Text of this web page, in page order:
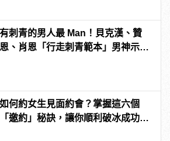
有刺青的男人最 Man！貝克漢、贊
恩、肖恩「行走刺青範本」男神示
如何約女生見面約會？掌握這六個
「邀約」秘訣，讓你順利破冰成功約